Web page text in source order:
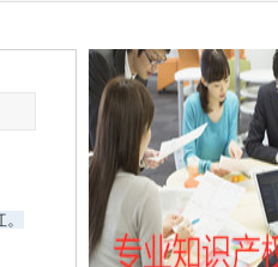
进乡村振兴绘就新图景
政紧急预拨10亿元 支持国家蓄滞洪区受灾群
《国家基本公共服务标准（2023年版）》